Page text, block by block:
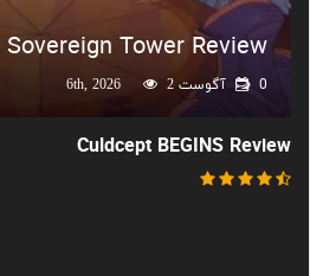
Sovereign Tower Review
آگوست 6th, 2026 2 0
Culdcept BEGINS Review